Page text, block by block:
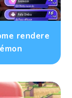
rendere